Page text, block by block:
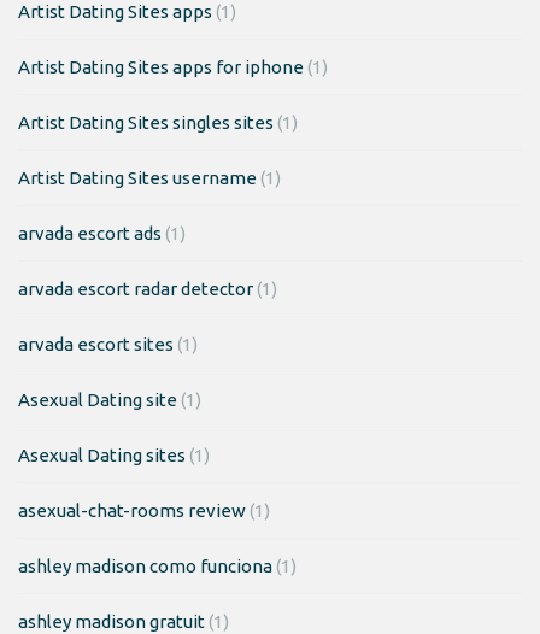
Artist Dating Sites apps (1)
Artist Dating Sites apps for iphone(1)
Artist Dating Sites singles sites (1)
Artist Dating Sites username(1)
arvada escort ads (1)
arvada escort radar detector(1)
arvada escort sites (1)
Asexual Dating site(1)
Asexual Dating sites (1)
asexual-chat-rooms review(1)
ashley madison como funciona(1)
ashley madison gratuit(1)